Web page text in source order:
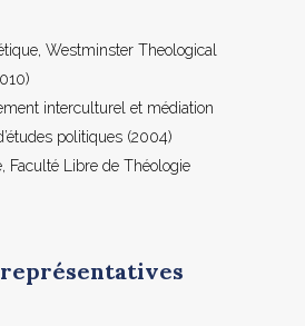
Westminster Theological
interculturel et médiation
politiques (2004)
Faculté Libre de Théologie